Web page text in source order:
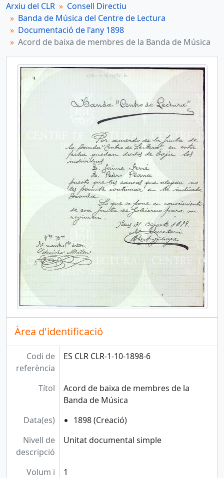
Unitat documental simple
8 - Rebut del Centre de Lectura a la Banda de Música
Unitat documental simple
Unitat documental simple
10 - Rebut de Juan Ribas a la banda de Música
Arxiu del CLR
Consell Directiu
Banda de Música del Centre de Lectura
Documentació de l'any 1898
Acord de baixa de membres de la Banda de Música
Àrea d'identificació
Codi de
referència
ES CLR CLR-1-10-1898-6
Títol
Acord de baixa de membres de la
Banda de Música
Data(es)
1898 (Creació)
Nivell de
descripció
Unitat documental simple
Volum i
1